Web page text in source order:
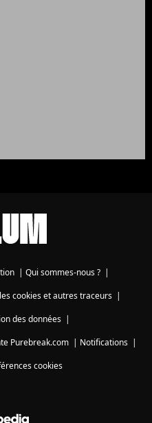
| Qui sommes-nous ? |
cookies et autres traceurs|
des données|
Purebreak.com | Notifications |
cookies